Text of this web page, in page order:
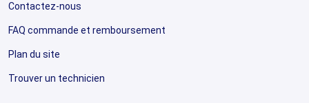
Contactez-nous
FAQ commande et remboursement
Plan du site
Trouver un technicien